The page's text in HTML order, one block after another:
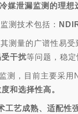
媒泄漏监测的理想
测技术包括：
测量的广谱性易
干扰等问题，稳定
测，目前主要采
和选择性高。
工艺成熟、适配性